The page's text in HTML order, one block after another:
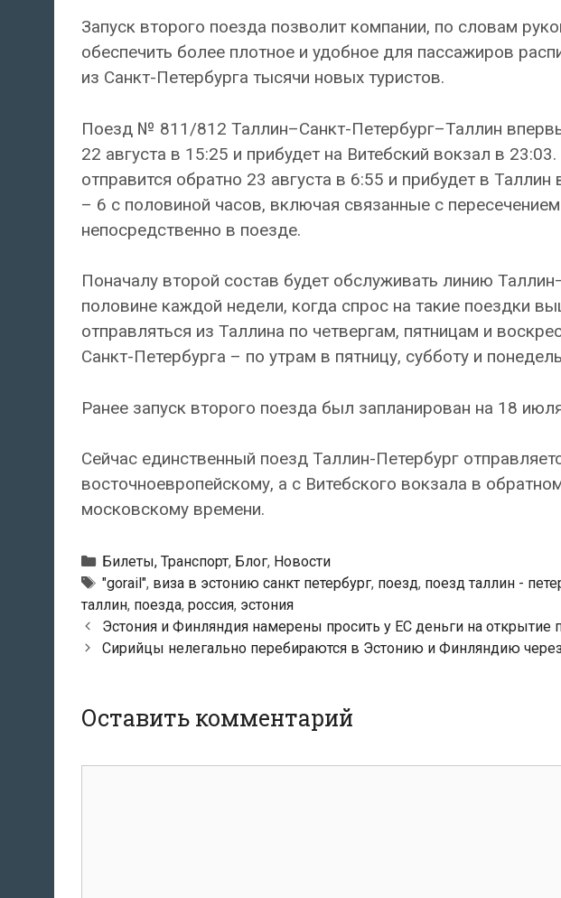
Запуск второго поезда позволит компании, по словам
обеспечить более плотное и удобное для пассажиров
из Санкт-Петербурга тысячи новых туристов.
Поезд № 811/812 Таллин–Санкт-Петербург–Таллин
22 августа в 15:25 и прибудет на Витебский вокзал в
отправится обратно 23 августа в 6:55 и прибудет в
– 6 с половиной часов, включая связанные с
непосредственно в поезде.
Поначалу второй состав будет обслуживать линию
половине каждой недели, когда спрос на такие поездки
отправляться из Таллина по четвергам, пятницам и
Санкт-Петербурга – по утрам в пятницу, субботу и
Ранее запуск второго поезда был запланирован на 18
Сейчас единственный поезд Таллин-Петербург
восточноевропейскому, а с Витебского вокзала в
московскому времени.
Рубрики
Билеты, Транспорт, Блог, Новости
Метки
"gorail", виза в эстонию санкт петербург, поезд, поезд таллин -
таллин, поезда, россия, эстония
Навигация
по
Эстония и Финляндия намерены просить у ЕС деньги на открытие
Сирийцы нелегально перебираются в Эстонию и Финляндию
Оставить комментарий